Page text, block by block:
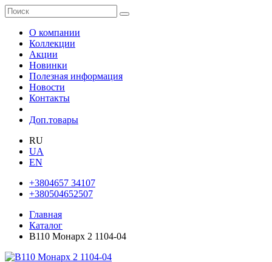
О компании
Коллекции
Акции
Новинки
Полезная информация
Новости
Контакты
Доп.товары
RU
UA
EN
+3804657 34107
+380504652507
Главная
Каталог
В110 Монарх 2 1104-04